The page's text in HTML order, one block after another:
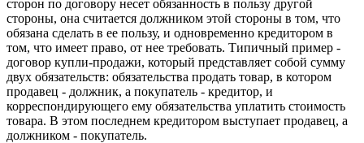
сторон по договору несет обязанность в пользу другой
стороны, она считается должником этой стороны в том, что
обязана сделать в ее пользу, и одновременно кредитором в
том, что имеет право, от нее требовать. Типичный пример -
договор купли-продажи, который представляет собой сумму
двух обязательств: обязательства продать товар, в котором
продавец - должник, а покупатель - кредитор, и
корреспондирующего ему обязательства уплатить стоимость
товара. В этом последнем кредитором выступает продавец, а
должником - покупатель.